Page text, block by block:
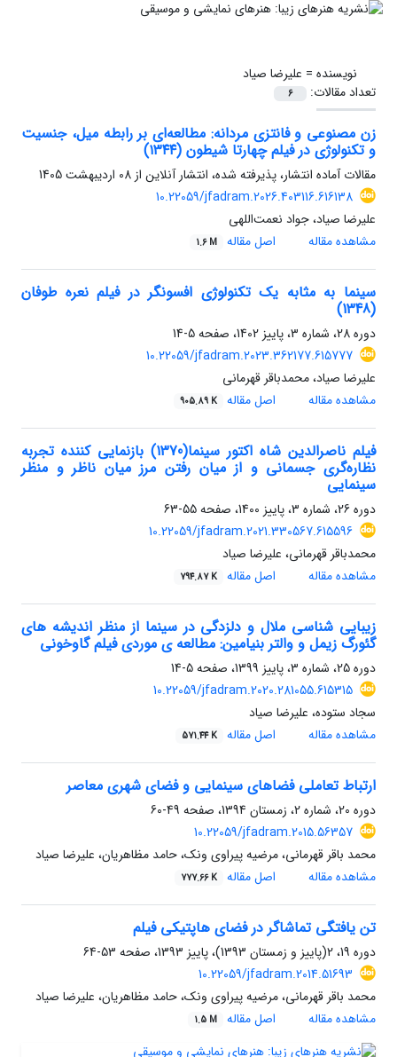
نویسنده = علیرضا صیاد
تعداد مقالات:
6
زن مصنوعی و فانتزی مردانه: مطالعه‌ای بر رابطه میل، جنسیت
و تکنولوژی در فیلم چهارتا شیطون (۱۳۴۴)
مقالات آماده انتشار، پذیرفته شده، انتشار آنلاین از 08 اردیبهشت 1405
10.22059/jfadram.2026.403116.616138
علیرضا صیاد، جواد نعمت‌اللهی
مشاهده مقاله
اصل مقاله 1.6 M
سینما به مثابه یک تکنولوژی افسونگر در فیلم نعره طوفان
(1348)
دوره 28، شماره 3، پاییز 1402، صفحه
5-14
10.22059/jfadram.2023.362177.615777
علیرضا صیاد، محمدباقر قهرمانی
مشاهده مقاله
اصل مقاله 905.89 K
فیلم ناصرالدین شاه اکتور سینما(1370) بازنمایی کننده تجربه
نظاره‌گری جسمانی و از میان رفتن مرز میان ناظر و منظر
سینمایی
دوره 26، شماره 3، پاییز 1400، صفحه
55-63
10.22059/jfadram.2021.330567.615596
محمدباقر قهرمانی، علیرضا صیاد
مشاهده مقاله
اصل مقاله 794.87 K
زیبایی شناسی ملال و دلزدگی در سینما از منظر اندیشه های
گئورگ زیمل و والتر بنیامین: مطالعه ی موردی فیلم گاوخونی
دوره 25، شماره 3، پاییز 1399، صفحه
5-14
10.22059/jfadram.2020.281055.615315
سجاد ستوده، علیرضا صیاد
مشاهده مقاله
اصل مقاله 571.44 K
ارتباط تعاملی فضاهای سینمایی و فضای شهری معاصر
دوره 20، شماره 2، زمستان 1394، صفحه
49-60
10.22059/jfadram.2015.56357
محمد باقر قهرمانی، مرضیه پیراوی ونک، حامد مظاهریان، علیرضا صیاد
مشاهده مقاله
اصل مقاله 777.66 K
تن یافتگی تماشاگر در فضای هاپتیکی فیلم
دوره 19، 2(پاییز و زمستان 1393)، پاییز 1393، صفحه
53-64
10.22059/jfadram.2014.51693
محمد باقر قهرمانی، مرضیه پیراوی ونک، حامد مظاهریان، علیرضا صیاد
مشاهده مقاله
اصل مقاله 1.5 M